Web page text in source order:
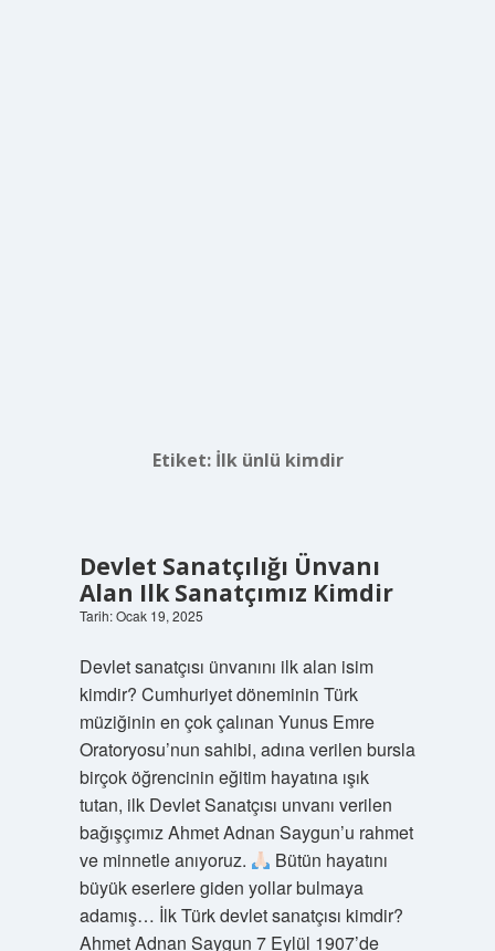
Etiket: İlk ünlü kimdir
Devlet Sanatçılığı Ünvanı
Alan Ilk Sanatçımız Kimdir
Tarih: Ocak 19, 2025
Devlet sanatçısı ünvanını ilk alan isim
kimdir? Cumhuriyet döneminin Türk
müziğinin en çok çalınan Yunus Emre
Oratoryosu’nun sahibi, adına verilen bursla
birçok öğrencinin eğitim hayatına ışık
tutan, ilk Devlet Sanatçısı unvanı verilen
bağışçımız Ahmet Adnan Saygun’u rahmet
ve minnetle anıyoruz.
Bütün hayatını
büyük eserlere giden yollar bulmaya
adamış… İlk Türk devlet sanatçısı kimdir?
Ahmet Adnan Saygun 7 Eylül 1907’de